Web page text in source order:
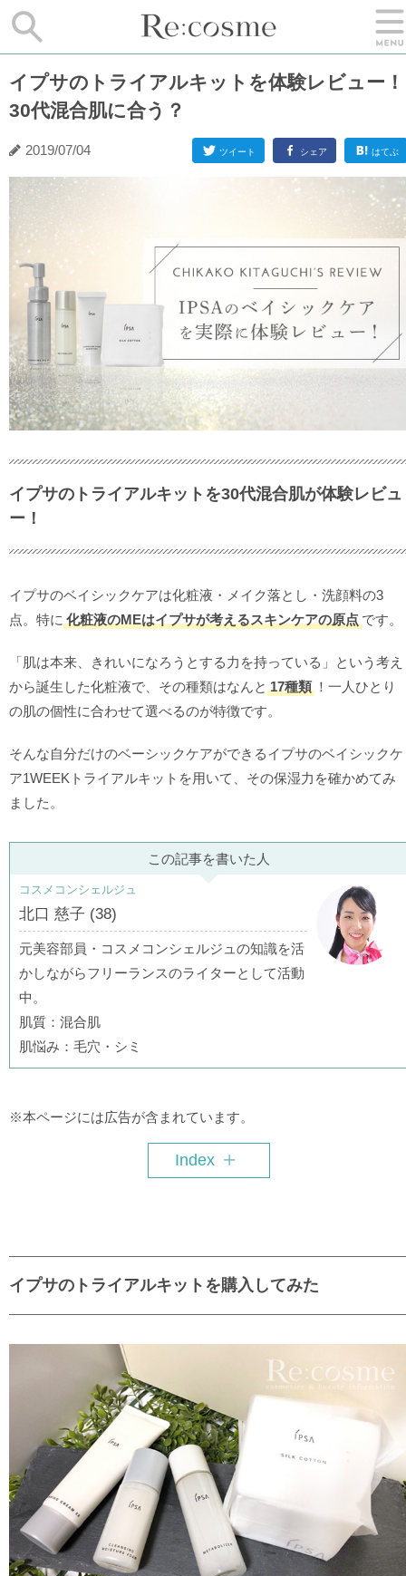
イプサのトライアルキットを体験レビュー！
30代混合肌に合う？
2019/07/04 ツイート シェア はてぶ
イプサのトライアルキットを30代混合肌が体験レビュ
ー！
イプサのベイシックケアは化粧液・メイク落とし・洗顔料の3
点。特に 化粧液のMEはイプサが考えるスキンケアの原点 です。
「肌は本来、きれいになろうとする力を持っている」という考え
から誕生した化粧液で、その種類はなんと 17種類 ！一人ひとり
の肌の個性に合わせて選べるのが特徴です。
そんな自分だけのベーシックケアができるイプサのベイシックケ
ア1WEEKトライアルキットを用いて、その保湿力を確かめてみ
ました。
この記事を書いた人
コスメコンシェルジュ
北口 慈子 (38)
元美容部員・コスメコンシェルジュの知識を活
かしながらフリーランスのライターとして活動
中。
肌質：混合肌
肌悩み：毛穴・シミ
※本ページには広告が含まれています。
Index
イプサのトライアルキットを購入してみた